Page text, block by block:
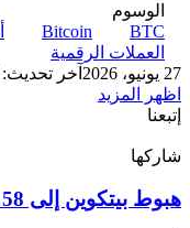
الوسوم
Bitcoin
BTC
العملات الرقمية
27 يونيو، 2026
آخر تحديث: 27 يونيو، 2026
اظهر المزيد
إتبعنا
شاركها
هبوط
بيتكوين
هبوط بيتكوين إلى 58 ألف دولار قد لا يكون النهاية